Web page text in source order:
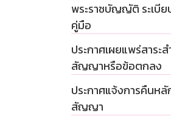
พระราชบัญญัติ ระเบีย
คู่มือ
ประกาศเผยแพร่สาระ
สัญญาหรือข้อตกลง
ประกาศแจ้งการคืนหลั
สัญญา